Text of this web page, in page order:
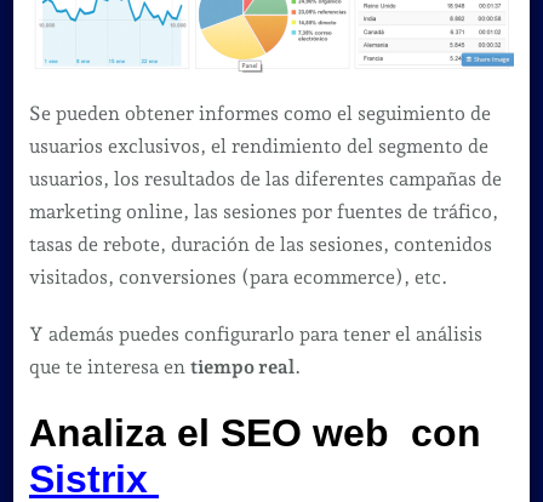
Se pueden obtener informes como el seguimiento de
usuarios exclusivos, el rendimiento del segmento de
usuarios, los resultados de las diferentes campañas de
marketing online, las sesiones por fuentes de tráfico,
tasas de rebote, duración de las sesiones, contenidos
visitados, conversiones (para ecommerce), etc.
Y además puedes configurarlo para tener el análisis
que te interesa en tiempo real.
Analiza el SEO web con
Sistrix